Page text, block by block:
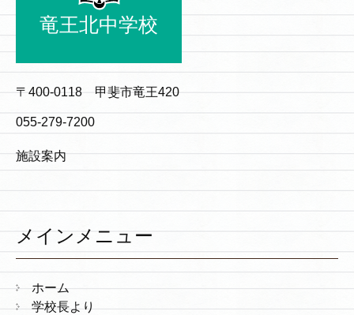
竜王北中学校
〒400-0118 甲斐市竜王420
055-279-7200
施設案内
メインメニュー
ホーム
学校長より